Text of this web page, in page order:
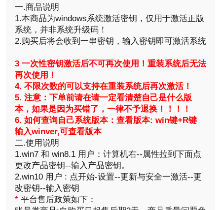
一.商品说明
1.本商品为windows系统激活密钥，仅用于激活正版
系统，并非系统升级码！
2.购买后将会收到一串密钥，输入密钥即可激活系统
3 一次性密钥激活后不可再次使用！重装系统后无法
再次使用！
4. 不限次数的可以支持在重装系统后再次激活！
5. 注意：下单前请在请一定看清楚自己是什么版
本，如果是因为买错了，一律不予退换！！！！
6. 如何查询自己系统版本： 查看版本: win键+R键
输入winver,可查看版本
二.使用说明
1.win7 和 win8.1 用户：计算机右--属性拉到下面点
更改产品密钥--输入产品密钥。
2.win10 用户 : 点开始-设置--更新与安全一激活--更
改密钥--输入密钥
*平台售后政策如下：